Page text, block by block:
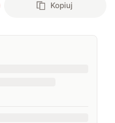
Kopiuj